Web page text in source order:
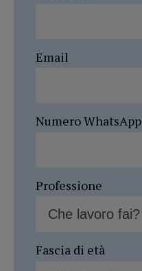
Email
Numero WhatsApp
Professione
Fascia di età